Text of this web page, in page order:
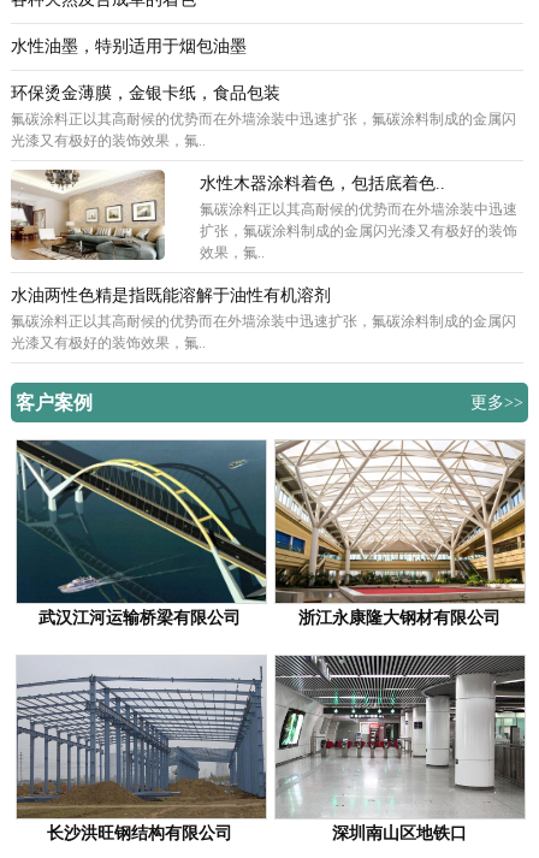
水性油墨，特别适用于烟包油墨
环保烫金薄膜，金银卡纸，食品包装
氟碳涂料正以其高耐候的优势而在外墙涂装中迅速扩张，氟碳涂料制成的金属闪
光漆又有极好的装饰效果，氟..
水性木器涂料着色，包括底着色..
氟碳涂料正以其高耐候的优势而在外墙涂装中迅速
扩张，氟碳涂料制成的金属闪光漆又有极好的装饰
效果，氟..
水油两性色精是指既能溶解于油性有机溶剂
氟碳涂料正以其高耐候的优势而在外墙涂装中迅速扩张，氟碳涂料制成的金属闪
光漆又有极好的装饰效果，氟..
客户案例 更多>>
武汉江河运输桥梁有限公司 浙江永康隆大钢材有限公司
长沙洪旺钢结构有限公司 深圳南山区地铁口